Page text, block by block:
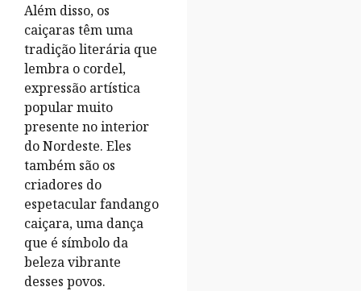
Além disso, os
caiçaras têm uma
tradição literária que
lembra o cordel,
expressão artística
popular muito
presente no interior
do Nordeste. Eles
também são os
criadores do
espetacular fandango
caiçara, uma dança
que é símbolo da
beleza vibrante
desses povos.